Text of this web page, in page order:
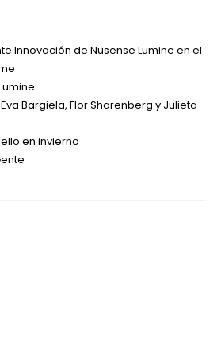
Innovación de Nusense Lumine en el
Bargiela, Flor Sharenberg y Julieta
en invierno